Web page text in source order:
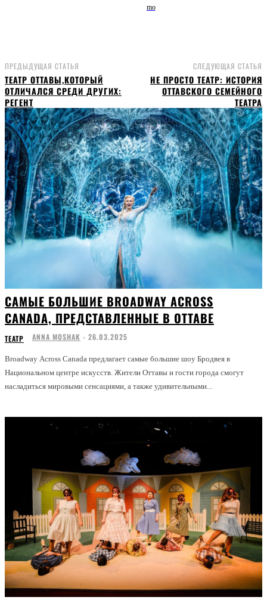
ПРЕДЫДУЩАЯ СТАТЬЯ
ТЕАТР ОТТАВЫ,КОТОРЫЙ
ОТЛИЧАЛСЯ СРЕДИ ДРУГИХ:
РЕГЕНТ
СЛЕДУЮЩАЯ СТАТЬЯ
НЕ ПРОСТО ТЕАТР: ИСТОРИЯ
ОТТАВСКОГО СЕМЕЙНОГО
ТЕАТРА
САМЫЕ БОЛЬШИЕ BROADWAY ACROSS
CANADA, ПРЕДСТАВЛЕННЫЕ В ОТТАВЕ
ТЕАТР ANNA MOSHAK - 26.03.2025
Broadway Across Canada предлагает самые большие шоу Бродвея в
Национальном центре искусств. Жители Оттавы и гости города смогут
насладиться мировыми сенсациями, а также удивительными...